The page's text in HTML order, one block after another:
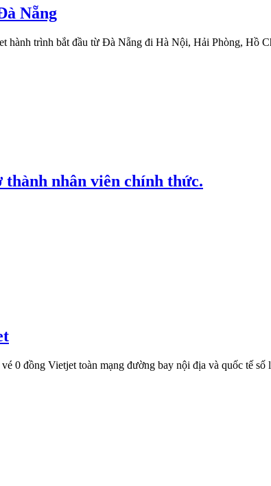
Nẵng
hành trình bắt đầu từ Đà Nẵng đi Hà Nội, Hải Phòng, Hồ
nhân viên chính thức.
0 đồng Vietjet toàn mạng đường bay nội địa và quốc tế